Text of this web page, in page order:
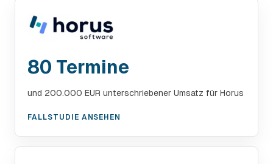
80 Termine
und 200.000 EUR unterschriebener Umsatz für Horus
FALLSTUDIE ANSEHEN